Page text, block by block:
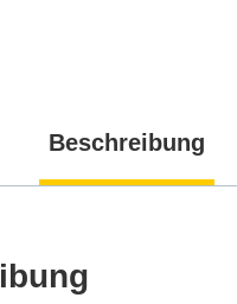
Beschreibung